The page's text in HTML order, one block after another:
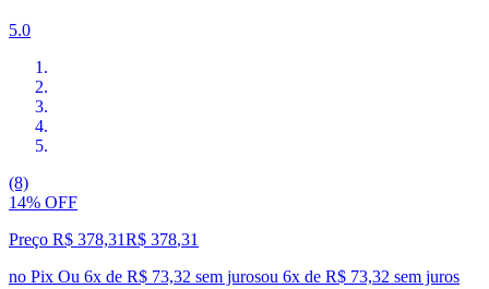
5.0
(8)
14% OFF
Preço R$ 378,31R$ 378,31
no Pix Ou 6x de R$ 73,32 sem jurosou 6x de R$ 73,32 sem juros